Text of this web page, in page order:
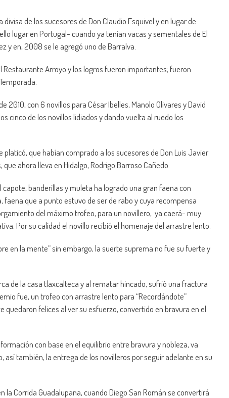
de los sucesores de Don Claudio Esquivel y en lugar de
lugar en Portugal- cuando ya tenían vacas y sementales de El
y en, 2008 se le agregó uno de Barralva.
Arroyo y los logros fueron importantes; fueron
2010, con 6 novillos para César Ibelles, Manolo Olivares y David
cinco de los novillos lidiados y dando vuelta al ruedo los
que habían comprado a los sucesores de Don Luis Javier
ahora lleva en Hidalgo, Rodrigo Barroso Cañedo.
capote, banderillas y muleta ha logrado una gran faena con
que a punto estuvo de ser de rabo y cuya recompensa
del máximo trofeo, para un novillero, ya caerá- muy
Por su calidad el novillo recibió el homenaje del arrastre lento.
en la mente” sin embargo, la suerte suprema no fue su fuerte y
de la casa tlaxcalteca y al rematar hincado, sufrió una fractura
fue, un trofeo con arrastre lento para “Recordándote”
felices al ver su esfuerzo, convertido en bravura en el
con base en el equilibrio entre bravura y nobleza, va
también, la entrega de los novilleros por seguir adelante en su
Corrida Guadalupana, cuando Diego San Román se convertirá